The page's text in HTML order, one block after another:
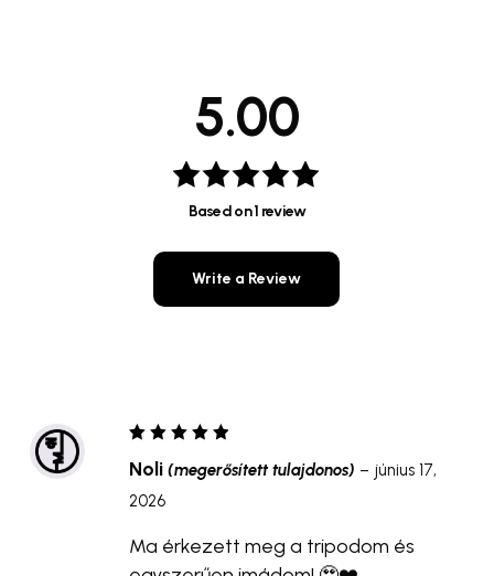
5.00
Értékelés:
Based on 1 review
Write a Review
5/ 5
Noli (megerősített tulajdonos) – június 17,
2026
Ma érkezett meg a tripodom és